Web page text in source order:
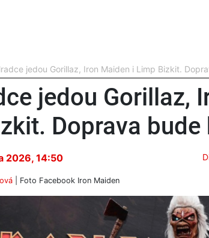
jedou Gorillaz, Iron Maiden i Limp Bizkit.
jedou Gorillaz,
Doprava
2026, 14:50
| Foto Facebook Iron Maiden